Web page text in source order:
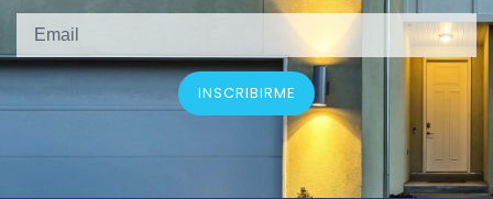
INSCRIBIRME